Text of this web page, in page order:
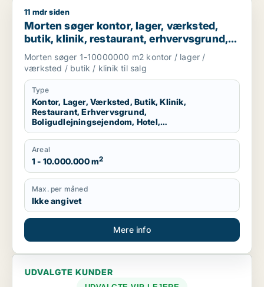
Morten søger kontor, lager, værksted, butik, klinik,
11 mdr siden
Morten søger kontor, lager, værksted,
butik, klinik, restaurant, erhvervsgrund,
boligudlejningsejendom, hotel eller
produktionslokaler til salg i Region
Nordjylland
Morten søger 1-10000000 m2 kontor / lager /
værksted / butik / klinik til salg
Type
Kontor, Lager, Værksted, Butik, Klinik,
Restaurant, Erhvervsgrund,
Boligudlejningsejendom, Hotel,
Produktionslokaler
Areal
1 - 10.000.000 m2
Max. per måned
Ikke angivet
Mere info
UDVALGTE KUNDER